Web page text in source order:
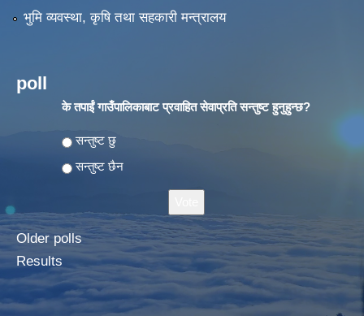
भुमि व्यवस्था, कृषि तथा सहकारी मन्त्रालय
poll
के तपाईं गाउँपालिकाबाट प्रवाहित सेवाप्रति सन्तुष्ट हुनुहुन्छ?
Choices
सन्तुष्ट छु
सन्तुष्ट छैन
Older polls
Results